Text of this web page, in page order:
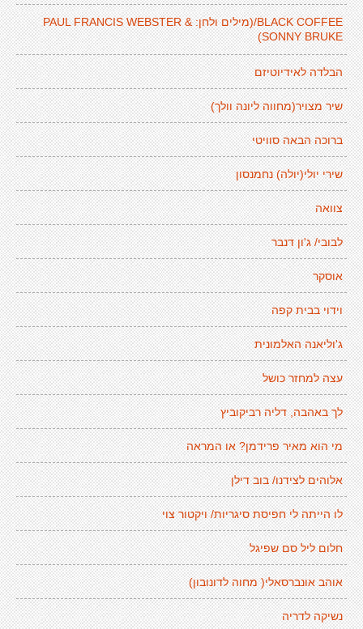
BLACK COFFEE/(מילים ולחן: PAUL FRANCIS WEBSTER &
SONNY BRUKE)
הבלדה לאידיוטיזם
שיר מצויר(מחווה ליונה וולך)
ברוכה הבאה סוויטי
שירי יולי(יולה) נחמנסון
צוואה
לבובי/ ג'ון דנבר
אוסקר
וידוי בבית קפה
ג'וליאנה האלמונית
עצה למחזר כושל
לך באהבה, דליה רביקוביץ
מי הוא מאיר פרידמן? או המראה
אלוהים לצידנו/ בוב דילן
לו הייתה לי חפיסת סיגריות/ ויקטור צוי
חלום ליל סם שפיגל
אוהב אונברסאלי( מחוה לדונובון)
נשיקה לדריה